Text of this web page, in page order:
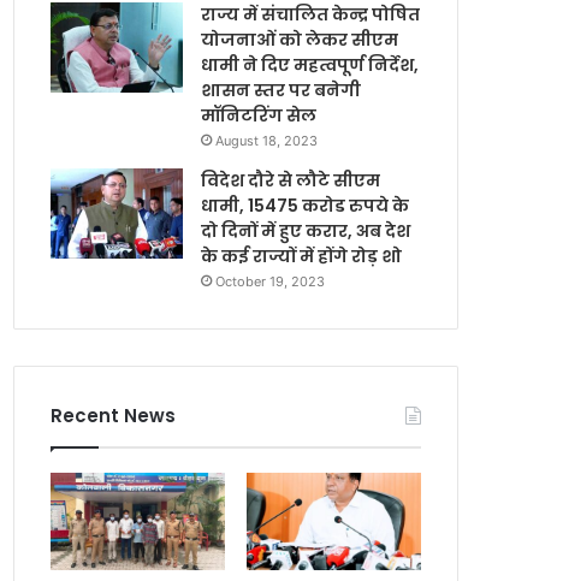
राज्य में संचालित केन्द्र पोषित
योजनाओं को लेकर सीएम
धामी ने दिए महत्वपूर्ण निर्देश,
शासन स्तर पर बनेगी
मॉनिटरिंग सेल
August 18, 2023
विदेश दौरे से लौटे सीएम
धामी, 15475 करोड रुपये के
दो दिनों में हुए करार, अब देश
के कई राज्यों में होंगे रोड़ शो
October 19, 2023
Recent News